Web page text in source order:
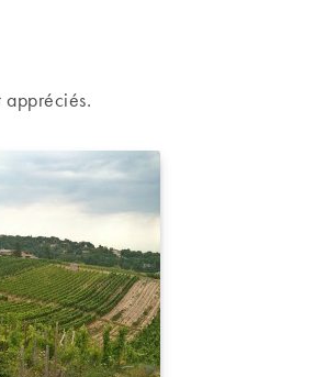
appréciés.